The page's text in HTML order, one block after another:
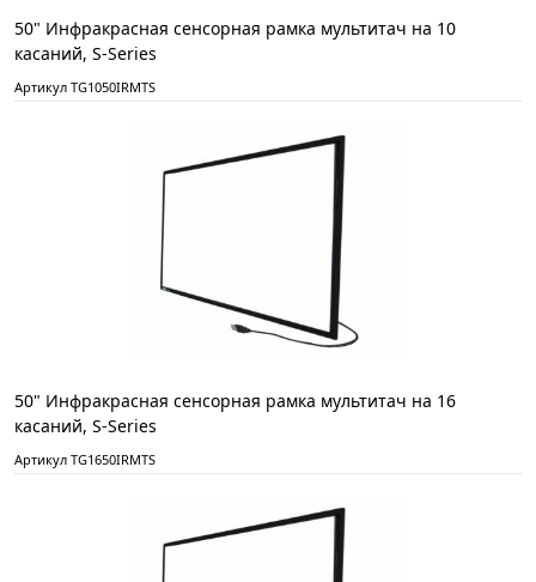
50" Инфракрасная сенсорная рамка мультитач на 10
касаний, S-Series
Артикул TG1050IRMTS
50" Инфракрасная сенсорная рамка мультитач на 16
касаний, S-Series
Артикул TG1650IRMTS